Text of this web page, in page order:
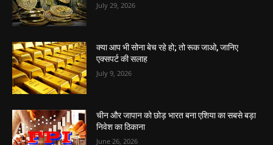
July 29, 2026
क्या आप भी सोना बेच रहे हो; तो रूक जाओ, जानिए
एक्सपर्ट की सलाह
July 9, 2026
चीन और जापान को छोड़ भारत बना एशिया का सबसे बड़ा
निवेश का ठिकाना
June 26, 2026